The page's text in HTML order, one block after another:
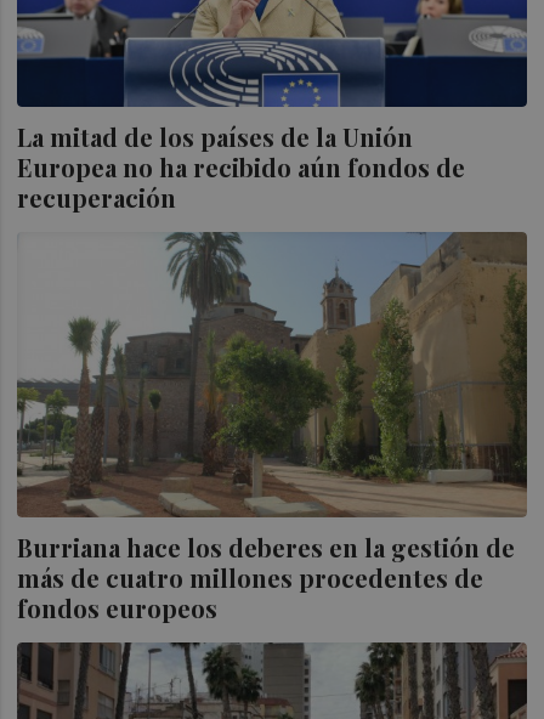
La mitad de los países de la Unión
Europea no ha recibido aún fondos de
recuperación
Burriana hace los deberes en la gestión de
más de cuatro millones procedentes de
fondos europeos